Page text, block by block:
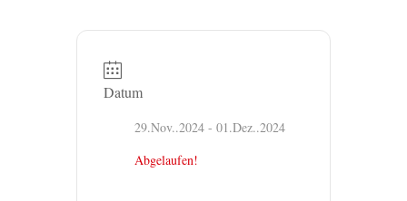
Datum
29.Nov..2024 - 01.Dez..2024
Abgelaufen!